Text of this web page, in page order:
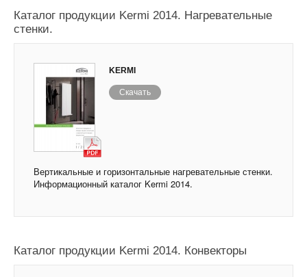
Каталог продукции Kermi 2014. Нагревательные
стенки.
KERMI
Скачать
Вертикальные и горизонтальные нагревательные стенки.
Информационный каталог Kermi 2014.
Каталог продукции Kermi 2014. Конвекторы